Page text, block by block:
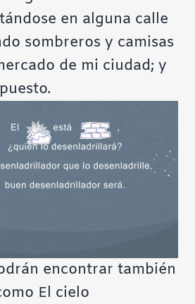
en alguna calle
sombreros y camisas
de mi ciudad; y
encontrar también
El cielo